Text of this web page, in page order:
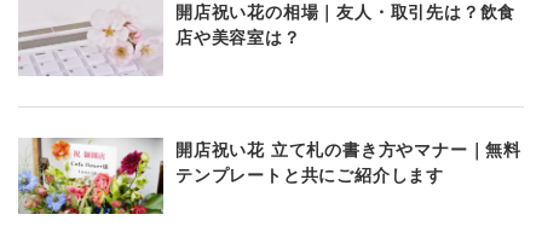
開店祝い花の相場｜友人・取引先は？飲食
店や美容室は？
開店祝い花 立て札の書き方やマナー｜無料
テンプレートと共にご紹介します